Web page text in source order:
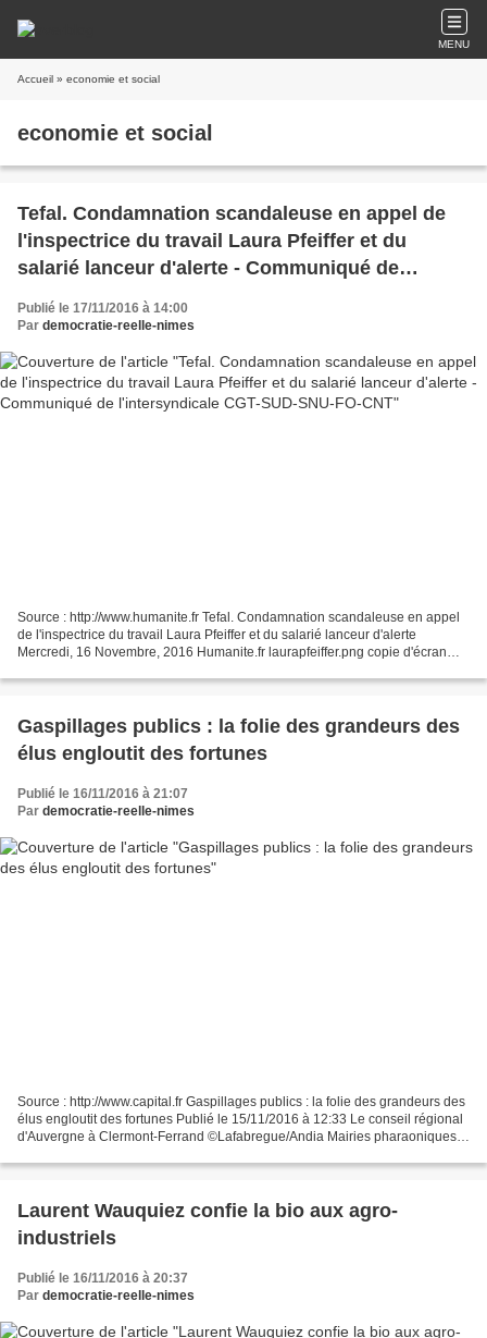
MENU
Accueil » economie et social
economie et social
Tefal. Condamnation scandaleuse en appel de
l'inspectrice du travail Laura Pfeiffer et du
salarié lanceur d'alerte - Communiqué de
l'intersyndicale CGT-SUD-SNU-FO-CNT
Publié le 17/11/2016 à 14:00
Par democratie-reelle-nimes
Source : http://www.humanite.fr Tefal. Condamnation scandaleuse en appel
de l'inspectrice du travail Laura Pfeiffer et du salarié lanceur d'alerte
Mercredi, 16 Novembre, 2016 Humanite.fr laurapfeiffer.png copie d'écran
Gaspillages publics : la folie des grandeurs des
élus engloutit des fortunes
Publié le 16/11/2016 à 21:07
Par democratie-reelle-nimes
Source : http://www.capital.fr Gaspillages publics : la folie des grandeurs des
élus engloutit des fortunes Publié le 15/11/2016 à 12:33 Le conseil régional
d'Auvergne à Clermont-Ferrand ©Lafabregue/Andia Mairies pharaoniques,
Laurent Wauquiez confie la bio aux agro-
industriels
Publié le 16/11/2016 à 20:37
Par democratie-reelle-nimes